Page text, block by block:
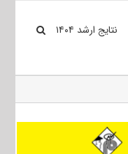
نتایج ارشد ۱۴۰۴